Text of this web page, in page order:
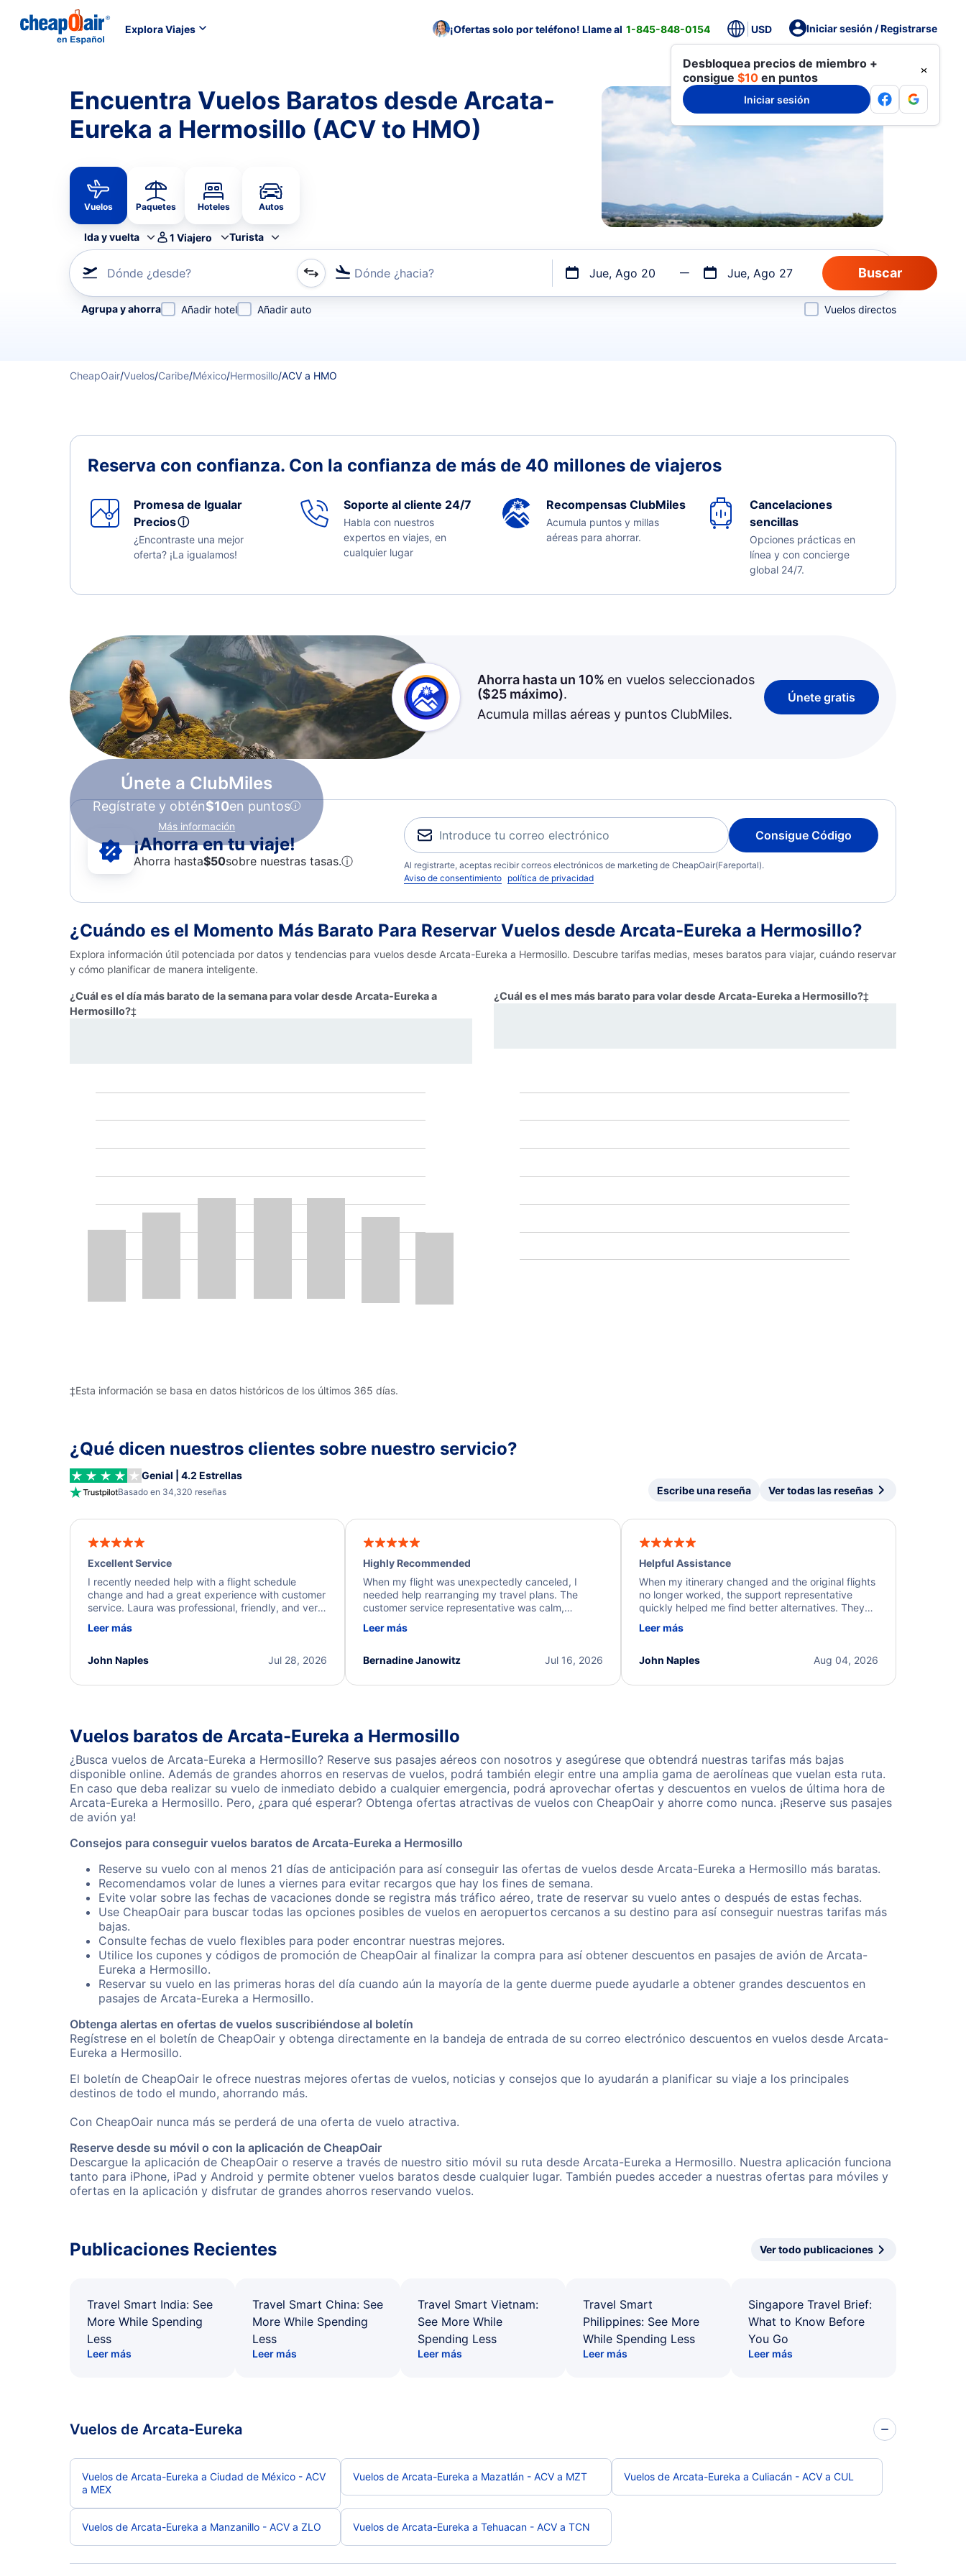
Explora Viajes ¡Ofertas solo por teléfono! Llame al 1-845-848-0154 USD Iniciar sesión / Registrarse
Desbloquea precios de miembro +
consigue $10 en puntos
Iniciar sesión
Encuentra Vuelos Baratos desde Arcata-
Eureka a Hermosillo (ACV to HMO)
Vuelos Paquetes Hoteles Autos
Ida y vuelta 1 Viajero Turista
Dónde ¿desde? Dónde ¿hacia? Jue, Ago 20 Jue, Ago 27
Refina tu búsqueda por aerolínea, por ciudad o aeropuerto o por vuelos directos
Agrupa y ahorra Añadir hotel Añadir auto Vuelos directos
CheapOair/Vuelos/Caribe/México/Hermosillo/ACV a HMO
Reserva con confianza. Con la confianza de más de 40 millones de viajeros
Promesa de Igualar
Preciosⓘ
¿Encontraste una mejor
oferta? ¡La igualamos!
Soporte al cliente 24/7
Habla con nuestros
expertos en viajes, en
cualquier lugar
Recompensas ClubMiles
Acumula puntos y millas
aéreas para ahorrar.
Cancelaciones
sencillas
Opciones prácticas en
línea y con concierge
global 24/7.
Únete a ClubMiles
Regístrate y obtén$10en puntos
Más información
Ahorra hasta un 10% en vuelos seleccionados
($25máximo).
Acumula millas aéreas y puntos ClubMiles.
Únete gratis
¡Ahorra en tu viaje!
Ahorra hasta$50sobre nuestras tasas.ⓘ
Consigue Código
Al registrarte, aceptas recibir correos electrónicos de marketing de CheapOair(Fareportal).
Aviso de consentimiento política de privacidad
¿Cuándo es el Momento Más Barato Para Reservar Vuelos desde Arcata-Eureka a Hermosillo?
Explora información útil potenciada por datos y tendencias para vuelos desde Arcata-Eureka a Hermosillo. Descubre tarifas medias, meses baratos para viajar, cuándo reservar
y cómo planificar de manera inteligente.
¿Cuál es el día más barato de la semana para volar desde Arcata-Eureka a
Hermosillo?‡
¿Cuál es el mes más barato para volar desde Arcata-Eureka a Hermosillo?‡
‡Esta información se basa en datos históricos de los últimos 365 días.
¿Qué dicen nuestros clientes sobre nuestro servicio?
Genial | 4.2 Estrellas
Basado en 34,320 reseñas Escribe una reseña Ver todas las reseñas
Excellent Service
I recently needed help with a flight schedule
change and had a great experience with customer
service. Laura was professional, friendly, and very
a solution and kept me informed of the next steps.
Leer más
Jul 28, 2026
John Naples
Highly Recommended
When my flight was unexpectedly canceled, I
needed help rearranging my travel plans. The
customer service representative was calm,
process. They quickly found alternative flight
I truly appreciate the excellent support and
Leer más
Jul 16, 2026
Bernadine Janowitz
Helpful Assistance
When my itinerary changed and the original flights
no longer worked, the support representative
quickly helped me find better alternatives. They
beyond to resolve the issue. I'm grateful for the
Leer más
Aug 04, 2026
John Naples
Vuelos baratos de Arcata-Eureka a Hermosillo
¿Busca vuelos de Arcata-Eureka a Hermosillo? Reserve sus pasajes aéreos con nosotros y asegúrese que obtendrá nuestras tarifas más bajas
disponible online. Además de grandes ahorros en reservas de vuelos, podrá también elegir entre una amplia gama de aerolíneas que vuelan esta ruta.
En caso que deba realizar su vuelo de inmediato debido a cualquier emergencia, podrá aprovechar ofertas y descuentos en vuelos de última hora de
Arcata-Eureka a Hermosillo. Pero, ¿para qué esperar? Obtenga ofertas atractivas de vuelos con CheapOair y ahorre como nunca. ¡Reserve sus pasajes
de avión ya!
Consejos para conseguir vuelos baratos de Arcata-Eureka a Hermosillo
Reserve su vuelo con al menos 21 días de anticipación para así conseguir las ofertas de vuelos desde Arcata-Eureka a Hermosillo más baratas.
Recomendamos volar de lunes a viernes para evitar recargos que hay los fines de semana.
Evite volar sobre las fechas de vacaciones donde se registra más tráfico aéreo, trate de reservar su vuelo antes o después de estas fechas.
Use CheapOair para buscar todas las opciones posibles de vuelos en aeropuertos cercanos a su destino para así conseguir nuestras tarifas más
bajas.
Consulte fechas de vuelo flexibles para poder encontrar nuestras mejores.
Utilice los cupones y códigos de promoción de CheapOair al finalizar la compra para así obtener descuentos en pasajes de avión de Arcata-
Eureka a Hermosillo.
Reservar su vuelo en las primeras horas del día cuando aún la mayoría de la gente duerme puede ayudarle a obtener grandes descuentos en
pasajes de Arcata-Eureka a Hermosillo.
Obtenga alertas en ofertas de vuelos suscribiéndose al boletín
Regístrese en el boletín de CheapOair y obtenga directamente en la bandeja de entrada de su correo electrónico descuentos en vuelos desde Arcata-
Eureka a Hermosillo.
El boletín de CheapOair le ofrece nuestras mejores ofertas de vuelos, noticias y consejos que lo ayudarán a planificar su viaje a los principales
destinos de todo el mundo, ahorrando más.
Con CheapOair nunca más se perderá de una oferta de vuelo atractiva.
Reserve desde su móvil o con la aplicación de CheapOair
Descargue la aplicación de CheapOair o reserve a través de nuestro sitio móvil su ruta desde Arcata-Eureka a Hermosillo. Nuestra aplicación funciona
tanto para iPhone, iPad y Android y permite obtener vuelos baratos desde cualquier lugar. También puedes acceder a nuestras ofertas para móviles y
ofertas en la aplicación y disfrutar de grandes ahorros reservando vuelos.
Publicaciones Recientes Ver todo publicaciones
Travel Smart India: See
More While Spending
Less
Leer más
Travel Smart China: See
More While Spending
Less
Leer más
Travel Smart Vietnam:
See More While
Spending Less
Leer más
Travel Smart
Philippines: See More
While Spending Less
Leer más
Singapore Travel Brief:
What to Know Before
You Go
Leer más
Vuelos de Arcata-Eureka
Vuelos de Arcata-Eureka a Ciudad de México - ACV
a MEX
Vuelos de Arcata-Eureka a Mazatlán - ACV a MZT Vuelos de Arcata-Eureka a Culiacán - ACV a CUL
Vuelos de Arcata-Eureka a Manzanillo - ACV a ZLO Vuelos de Arcata-Eureka a Tehuacan - ACV a TCN